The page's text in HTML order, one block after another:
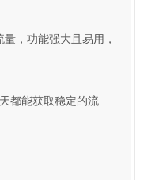
，功能强大且易用，
都能获取稳定的流